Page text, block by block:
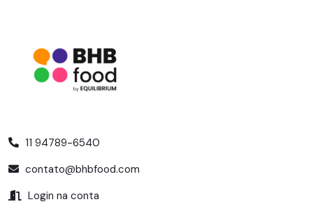
11 94789-6540
contato@bhbfood.com
Login na conta